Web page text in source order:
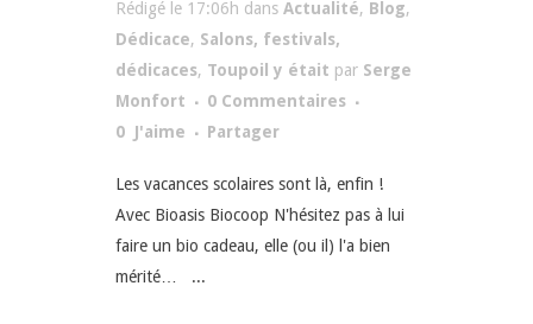
Rédigé le 17:06h dans Actualité, Blog,
Dédicace, Salons, festivals,
dédicaces, Toupoil y était par Serge
Monfort
0 Commentaires
0 J'aime Partager
Les vacances scolaires sont là, enfin !
Avec Bioasis Biocoop N'hésitez pas à lui
faire un bio cadeau, elle (ou il) l'a bien
mérité… ...